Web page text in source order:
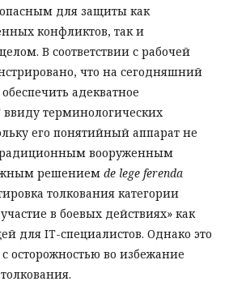
для защиты как
конфликтов, так и
В соответствии с рабочей
что на сегодняшний
адекватное
терминологических
его понятийный аппарат не
вооруженным
решением de lege ferenda
толкования категории
в боевых действиях» как
для IT-специалистов. Однако это
осторожностью во избежание